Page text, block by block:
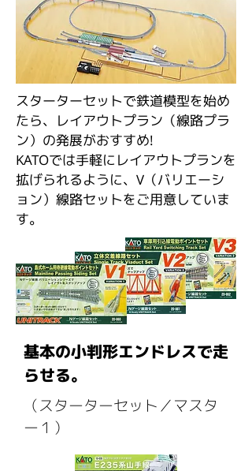
スターターセットで鉄道模型を始め
たら、レイアウトプラン（線路プラ
ン）の発展がおすすめ!
KATOでは手軽にレイアウトプランを
拡げられるように、V（バリエーシ
ョン）線路セットをご用意していま
す。
基本の小判形エンドレスで走
らせる。
（スターターセット／マスタ
ー１）